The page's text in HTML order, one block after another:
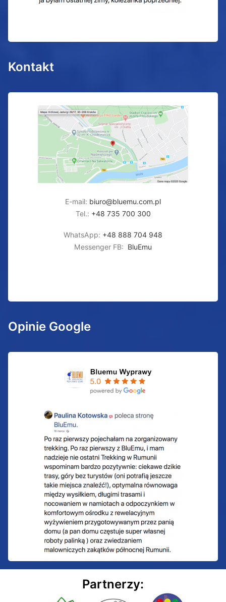
Kontakt
E-mail: biuro@bluemu.com.pl
Tel.: +48 735 700 300
WhatsApp: +48 888 704 948
Messenger FB: BluEmu
Opinie Google
Partnerzy: